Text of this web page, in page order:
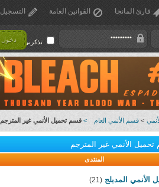
قارئ المانجا القوانين العامة التسجيل
تذكرني ! دخول
> قسم الأنمي العام > قسم تحميل الأنمي غير المترجم
الأنمي غير المترجم
المنتدى
الأنمي المدبلج (21)